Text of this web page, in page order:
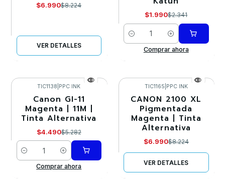
$6.990$8.224
VER DETALLES
$1.990$2.341
Cantidad
Comprar ahora
-15%
TIC1138 PPC INK
Canon GI-11
Magenta | 11M |
Tinta Alternativa
$4.490$5.282
Cantidad
Comprar ahora
-15%
Agotado
TIC1165 PPC INK
CANON 2100 XL
Pigmentada
Magenta | Tinta
Alternativa
$6.990$8.224
VER DETALLES